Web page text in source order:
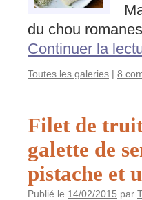
du chou
Continuer la
Toutes les galeries | 8
Filet de
galette de
pistache et
Publié le 14/02/2015 par